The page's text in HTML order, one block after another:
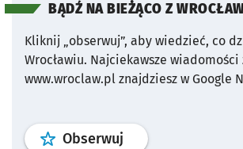
BĄDŹ NA BIEŻĄCO Z
Kliknij „obserwuj”, aby wiedzieć, co
Wrocławiu. Najciekawsze wiadomości
www.wroclaw.pl znajdziesz w Google
Obserwuj profil